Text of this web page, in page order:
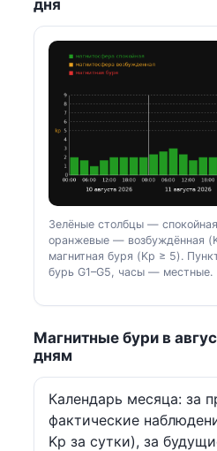
дня
Зелёные столбцы —
оранжевые — возбуждённая
магнитная буря (Kp ≥ 5).
бурь G1–G5, часы — местные.
Магнитные бури в
дням
Календарь месяца: за
фактические
Kp за сутки), за